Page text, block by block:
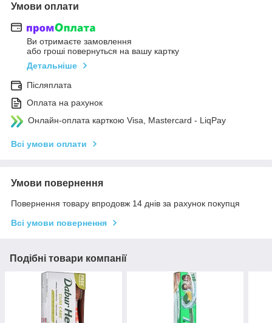
Умови оплати
Ви отримаєте замовлення
або гроші повернуться на вашу картку
Детальніше
Післяплата
Оплата на рахунок
Онлайн-оплата карткою Visa, Mastercard - LiqPay
Всі умови оплати
Умови повернення
Повернення товару впродовж 14 днів за рахунок покупця
Всі умови повернення
Подібні товари компанії